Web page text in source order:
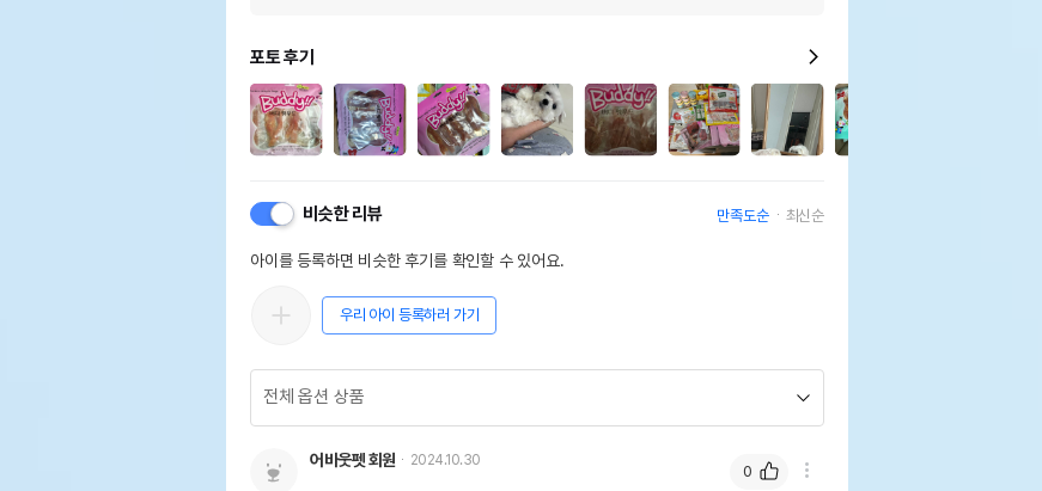
포토 후기
비슷한 리뷰 만족도순 최신순
아이를 등록하면 비슷한 후기를 확인할 수 있어요.
우리 아이 등록하러 가기
어바웃펫 회원 2024.10.30
0